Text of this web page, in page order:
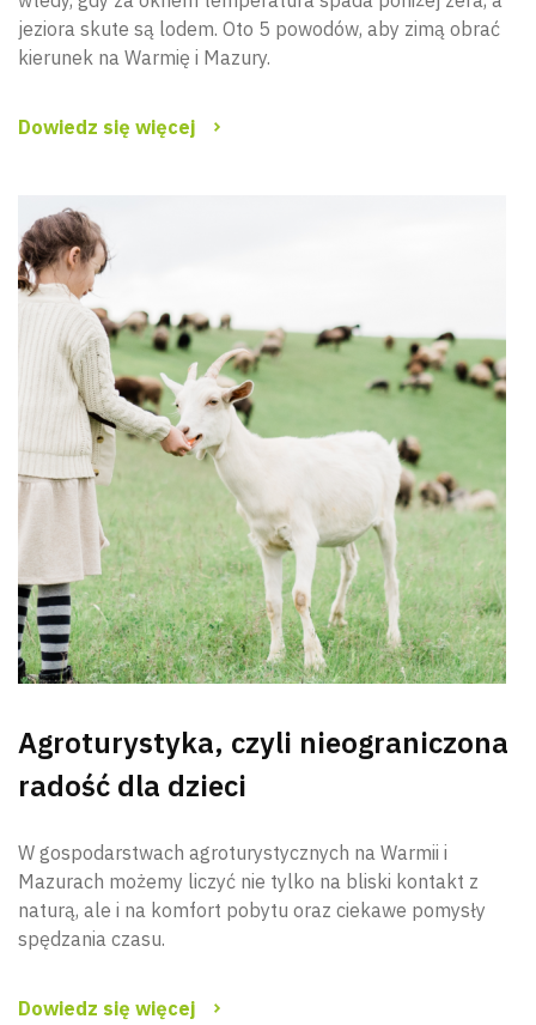
jeziora skute są lodem. Oto 5 powodów, aby zimą obrać
kierunek na Warmię i Mazury.
Dowiedz się więcej
Agroturystyka, czyli nieograniczona
radość dla dzieci
W gospodarstwach agroturystycznych na Warmii i
Mazurach możemy liczyć nie tylko na bliski kontakt z
naturą, ale i na komfort pobytu oraz ciekawe pomysły
spędzania czasu.
Dowiedz się więcej